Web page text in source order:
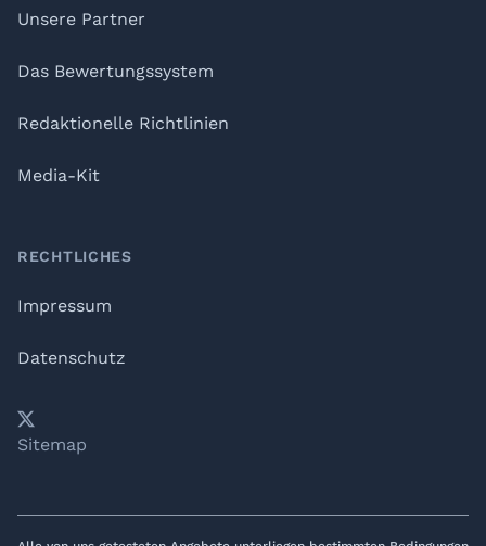
Unsere Partner
Das Bewertungssystem
Redaktionelle Richtlinien
Media-Kit
RECHTLICHES
Impressum
Datenschutz
YouTube
𝕏LinkedIn
Telegram
Sitemap